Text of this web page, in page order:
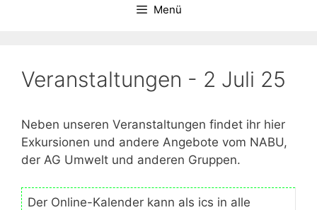
Menü
Veranstaltungen - 2 Juli 25
Neben unseren Veranstaltungen findet ihr hier
Exkursionen und andere Angebote vom NABU,
der AG Umwelt und anderen Gruppen.
Der Online-Kalender kann als ics in alle